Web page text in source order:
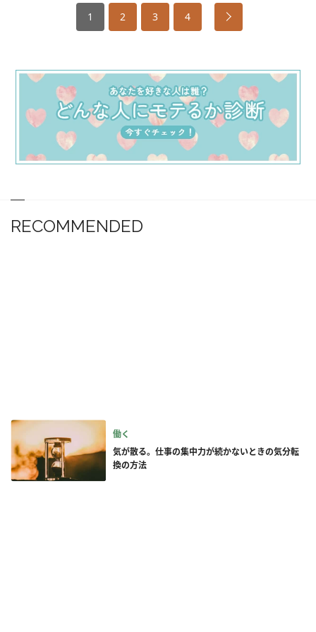
1 2 3 4
RECOMMENDED
働く
気が散る。仕事の集中力が続かないときの気分転
換の方法